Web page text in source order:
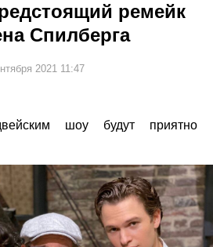
ремейк
Спилберга
2021 11:47
шоу будут приятно